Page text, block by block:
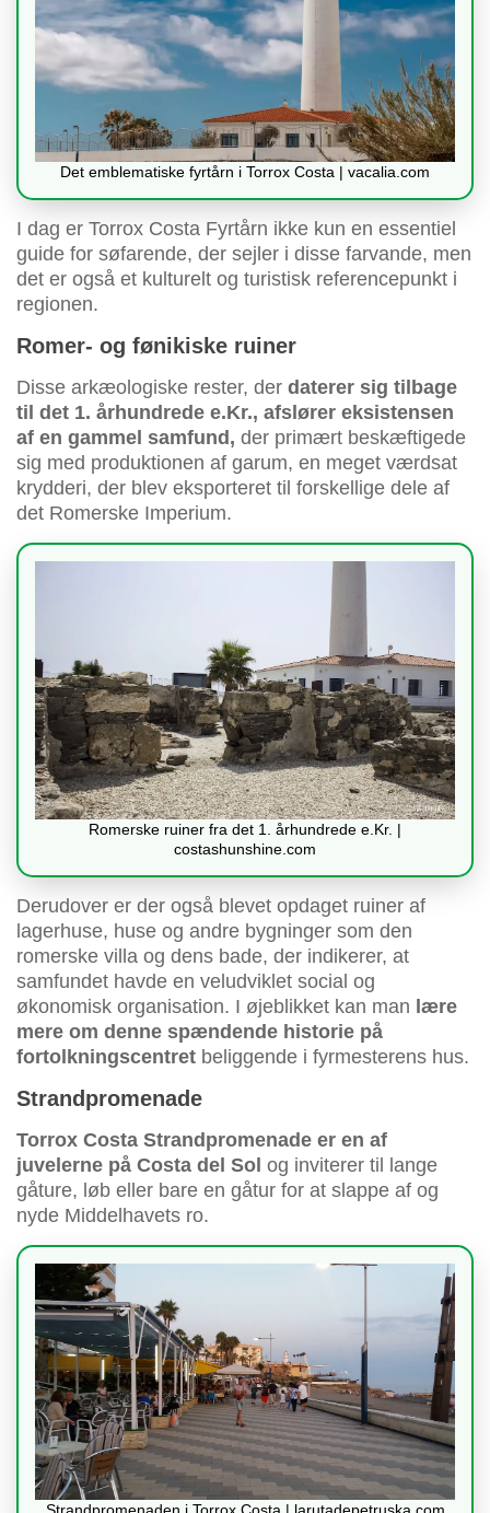
Det emblematiske fyrtårn i Torrox Costa | vacalia.com
I dag er Torrox Costa Fyrtårn ikke kun en essentiel
guide for søfarende, der sejler i disse farvande, men
det er også et kulturelt og turistisk referencepunkt i
regionen.
Romer- og fønikiske ruiner
Disse arkæologiske rester, der daterer sig tilbage
til det 1. århundrede e.Kr., afslører eksistensen
af en gammel samfund, der primært beskæftigede
sig med produktionen af garum, en meget værdsat
krydderi, der blev eksporteret til forskellige dele af
det Romerske Imperium.
Romerske ruiner fra det 1. århundrede e.Kr. |
costashunshine.com
Derudover er der også blevet opdaget ruiner af
lagerhuse, huse og andre bygninger som den
romerske villa og dens bade, der indikerer, at
samfundet havde en veludviklet social og
økonomisk organisation. I øjeblikket kan man lære
mere om denne spændende historie på
fortolkningscentret beliggende i fyrmesterens hus.
Strandpromenade
Torrox Costa Strandpromenade er en af
juvelerne på Costa del Sol og inviterer til lange
gåture, løb eller bare en gåtur for at slappe af og
nyde Middelhavets ro.